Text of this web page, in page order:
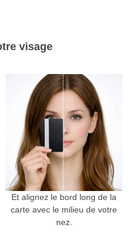
visage
Et alignez le bord long de la
carte avec le milieu de votre
nez.